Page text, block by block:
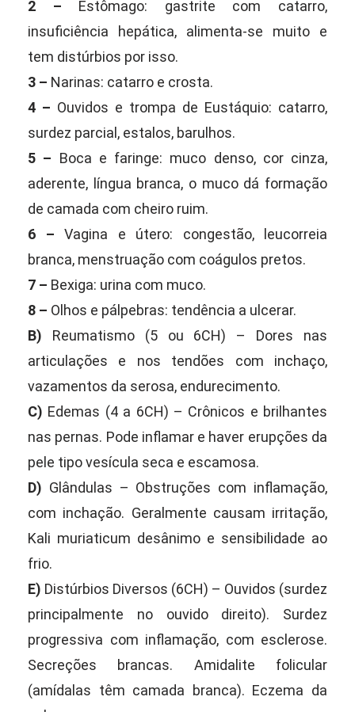
2 – Estômago: gastrite com catarro,
insuficiência hepática, alimenta-se muito e
tem distúrbios por isso.
3 – Narinas: catarro e crosta.
4 – Ouvidos e trompa de Eustáquio: catarro,
surdez parcial, estalos, barulhos.
5 – Boca e faringe: muco denso, cor cinza,
aderente, língua branca, o muco dá formação
de camada com cheiro ruim.
6 – Vagina e útero: congestão, leucorreia
branca, menstruação com coágulos pretos.
7 – Bexiga: urina com muco.
8 – Olhos e pálpebras: tendência a ulcerar.
B) Reumatismo (5 ou 6CH) – Dores nas
articulações e nos tendões com inchaço,
vazamentos da serosa, endurecimento.
C) Edemas (4 a 6CH) – Crônicos e brilhantes
nas pernas. Pode inflamar e haver erupções da
pele tipo vesícula seca e escamosa.
D) Glândulas – Obstruções com inflamação,
com inchação. Geralmente causam irritação,
Kali muriaticum desânimo e sensibilidade ao
frio.
E) Distúrbios Diversos (6CH) – Ouvidos (surdez
principalmente no ouvido direito). Surdez
progressiva com inflamação, com esclerose.
Secreções brancas. Amidalite folicular
(amídalas têm camada branca). Eczema da